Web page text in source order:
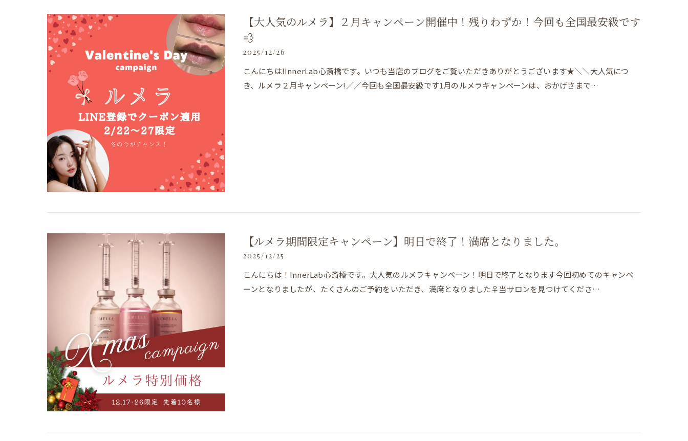
【大人気のルメラ】２月キャンペーン開催中！残りわずか！今回も全国最安級です
💨
2025/12/26
こんにちは!InnerLab心斎橋です。いつも当店のブログをご覧いただきありがとうございます★＼＼大人気につ
き、ルメラ２月キャンペーン!／／今回も全国最安級です1月のルメラキャンペーンは、おかげさまで…
【ルメラ期間限定キャンペーン】明日で終了！満席となりました。
2025/12/25
こんにちは！InnerLab心斎橋です。大人気のルメラキャンペーン！明日で終了となります今回初めてのキャンペ
ーンとなりましたが、たくさんのご予約をいただき、満席となりました♀当サロンを見つけてくださ…